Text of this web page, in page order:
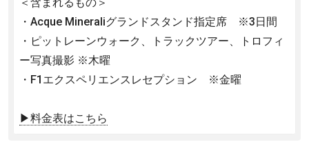
・Acque Mineraliグランドスタンド指定席 ※3日間
・ピットレーンウォーク、トラックツアー、トロフィ
ー写真撮影 ※木曜
・F1エクスペリエンスレセプション ※金曜
▶料金表はこちら